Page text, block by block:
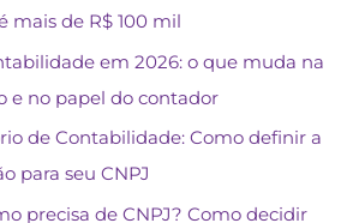
mais de R$ 100 mil
em 2026: o que muda na
e no papel do contador
de Contabilidade: Como definir a
para seu CNPJ
precisa de CNPJ? Como decidir